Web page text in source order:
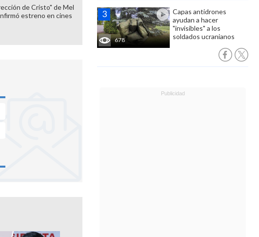
678
Capas antidrones
ayudan a hacer
"invisibles" a los
soldados ucranianos
de Cristo" de Mel
estreno en cines